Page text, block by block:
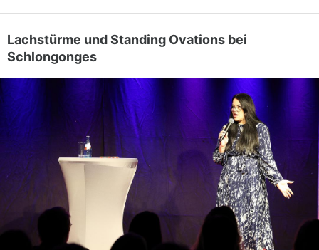
Lachstürme und Standing Ovations bei
Schlongonges